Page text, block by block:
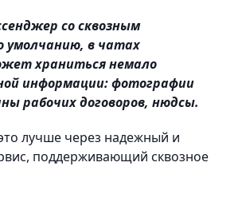
со сквозным
умолчанию, в чатах
храниться немало
информации: фотографии
рабочих договоров, нюдсы.
лучше через надежный и
поддерживающий сквозное